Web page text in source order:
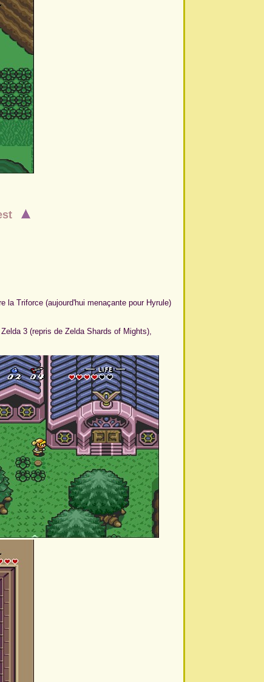
la Triforce (aujourd'hui menaçante pour Hyrule)
3 (repris de Zelda Shards of Mights),